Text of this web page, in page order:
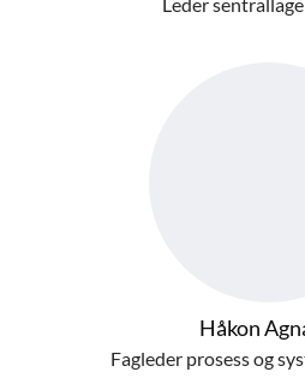
Håkon
Fagleder prosess og